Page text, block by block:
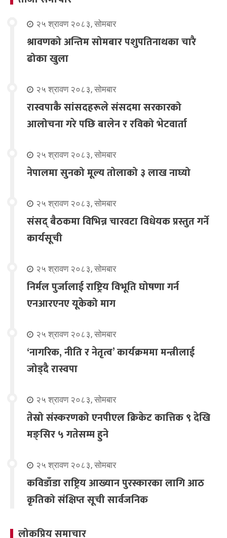
२५ श्रावण २०८३, सोमबार
श्रावणको अन्तिम सोमबार पशुपतिनाथका चारै
ढोका खुला
२५ श्रावण २०८३, सोमबार
रास्वपाकै सांसदहरूले संसदमा सरकारको
आलोचना गरे पछि बालेन र रविको भेटवार्ता
२५ श्रावण २०८३, सोमबार
नेपालमा सुनको मूल्य तोलाको ३ लाख नाघ्यो
२५ श्रावण २०८३, सोमबार
संसद् बैठकमा विभिन्न चारवटा विधेयक प्रस्तुत गर्ने
कार्यसूची
२५ श्रावण २०८३, सोमबार
निर्मल पुर्जालाई राष्ट्रिय विभूति घोषणा गर्न
एनआरएनए यूकेको माग
२५ श्रावण २०८३, सोमबार
‘नागरिक, नीति र नेतृत्व’ कार्यक्रममा मन्त्रीलाई
जोड्दै रास्वपा
२५ श्रावण २०८३, सोमबार
तेस्रो संस्करणको एनपीएल क्रिकेट कात्तिक ९ देखि
मङ्सिर ५ गतेसम्म हुने
२५ श्रावण २०८३, सोमबार
कविडाँडा राष्ट्रिय आख्यान पुरस्कारका लागि आठ
कृतिको संक्षिप्त सूची सार्वजनिक
लोकप्रिय समाचार